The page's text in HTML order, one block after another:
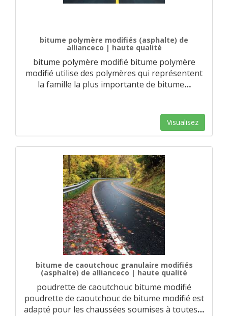
bitume polymère modifiés (asphalte) de
allianceco | haute qualité
bitume polymère modifié bitume polymère
modifié utilise des polymères qui représentent
la famille la plus importante de bitume…
Visualisez
bitume de caoutchouc granulaire modifiés
(asphalte) de allianceco | haute qualité
poudrette de caoutchouc bitume modifié
poudrette de caoutchouc de bitume modifié est
adapté pour les chaussées soumises à toutes…